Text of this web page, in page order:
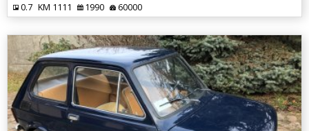
0.7 KM 1111 1990 60000